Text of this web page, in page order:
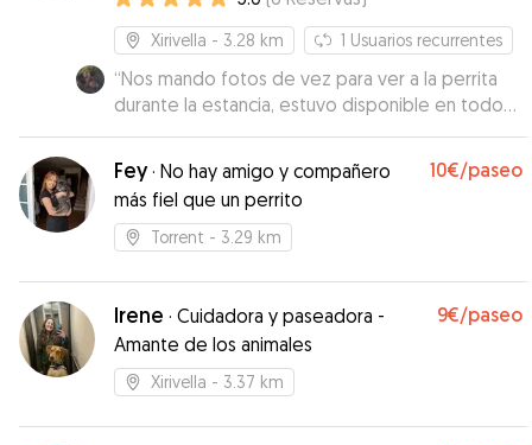
Xirivella - 3.28 km 1 Usuarios recurrentes
“Nos mando fotos de vez para ver a la perrita
durante la estancia, estuvo disponible en todo
momento y se manejó súper bien con la misma.”
Fey· No hay amigo y compañero
más fiel que un perrito
10€/paseo
Torrent - 3.29 km
Irene · Cuidadora y paseadora -
Amante de los animales
9€/paseo
Xirivella - 3.37 km